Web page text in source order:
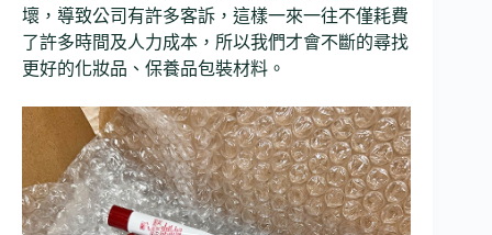
壞，導致公司有許多客訴，這樣一來一往不僅耗費
了許多時間及人力成本，所以我們才會不斷的尋找
更好的化妝品、保養品包裝材料。